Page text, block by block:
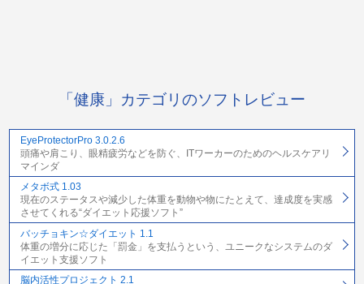
「健康」カテゴリのソフトレビュー
EyeProtectorPro 3.0.2.6
頭痛や肩こり、眼精疲労などを防ぐ、ITワーカーのためのヘルスケアリ
マインダ
メタボ式 1.03
現在のステータスや減少した体重を動物や物にたとえて、達成度を実感
させてくれる“ダイエット応援ソフト”
バッチョキン☆ダイエット 1.1
体重の増分に応じた「罰金」を支払うという、ユニークなシステムのダ
イエット支援ソフト
脳内活性プロジェクト 2.1